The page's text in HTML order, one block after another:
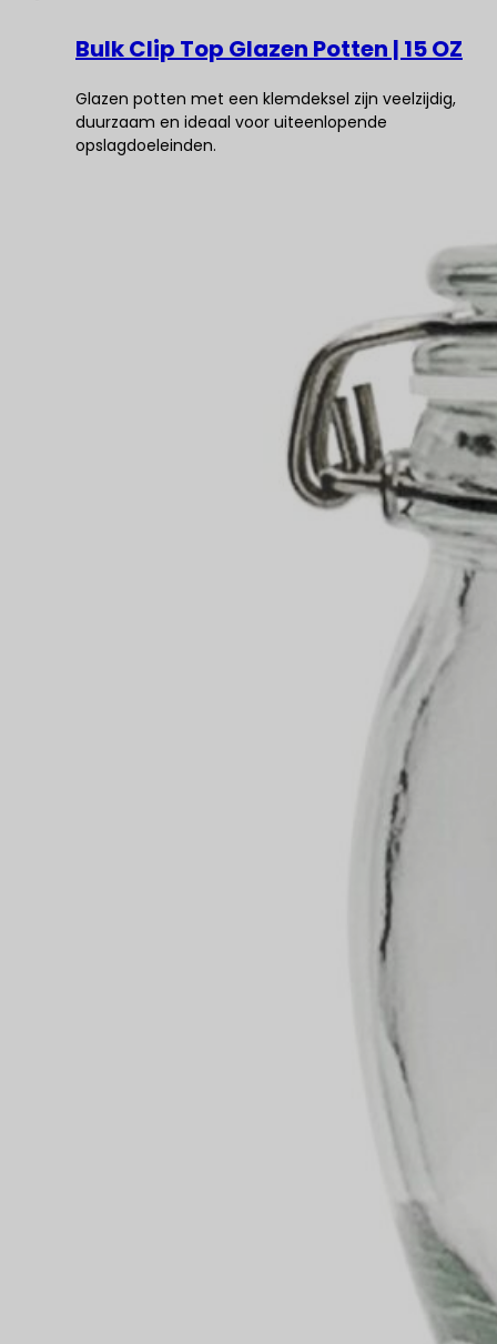
Bulk Clip Top Glazen Potten | 15 OZ
Glazen potten met een klemdeksel zijn veelzijdig,
duurzaam en ideaal voor uiteenlopende
opslagdoeleinden.